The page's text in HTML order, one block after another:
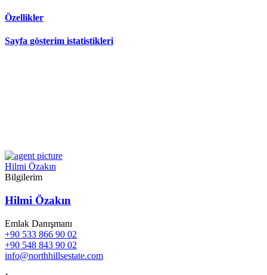
Özellikler
Sayfa gösterim istatistikleri
Hilmi Özakın
Bilgilerim
Hilmi Özakın
Emlak Danışmanı
+90 533 866 90 02
+90 548 843 90 02
info@northhillsestate.com